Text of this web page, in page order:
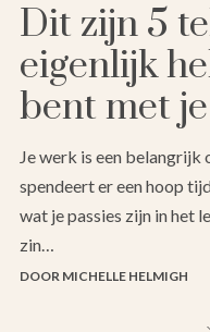
Dit zijn 5
eigenlijk
bent met
Je werk is een belangrijk
spendeert er een hoop
wat je passies zijn in het
zin…
DOOR MICHELLE HELMIGH